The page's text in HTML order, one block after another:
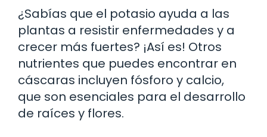
¿Sabías que el potasio ayuda a las
plantas a resistir enfermedades y a
crecer más fuertes? ¡Así es! Otros
nutrientes que puedes encontrar en
cáscaras incluyen fósforo y calcio,
que son esenciales para el desarrollo
de raíces y flores.